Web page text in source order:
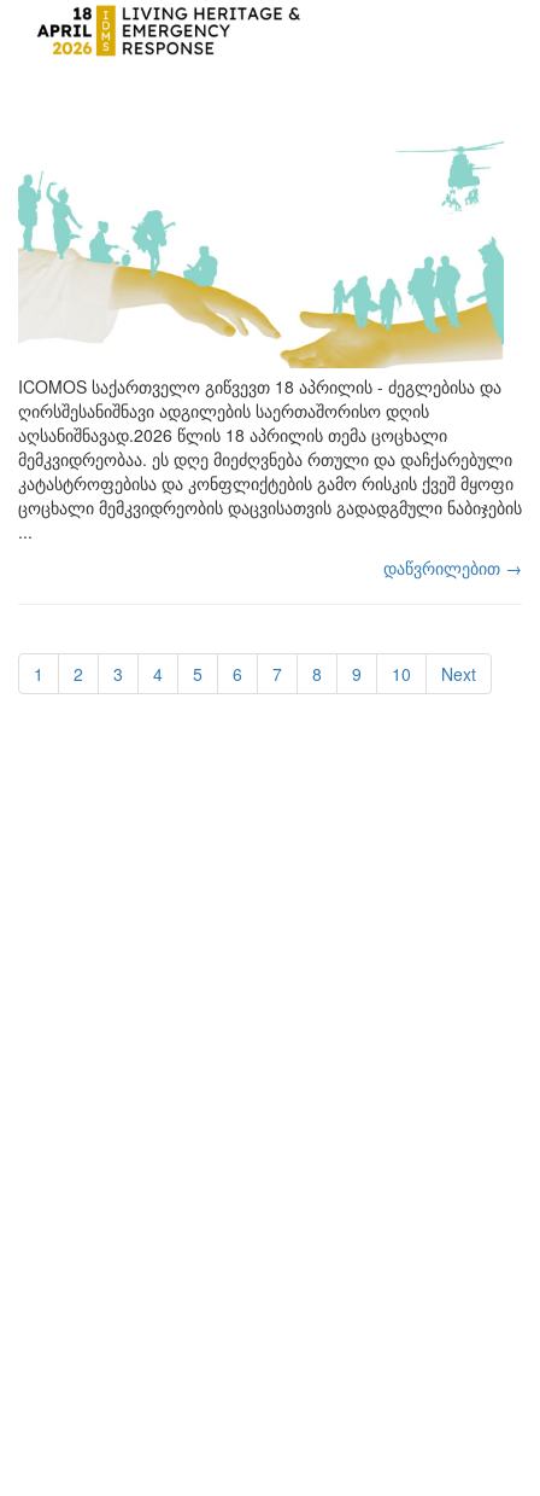
ICOMOS საქართველო გიწვევთ 18 აპრილის - ძეგლებისა და
ღირსშესანიშნავი ადგილების საერთაშორისო დღის
აღსანიშნავად.2026 წლის 18 აპრილის თემა ცოცხალი
მემკვიდრეობაა. ეს დღე მიეძღვნება რთული და დაჩქარებული
კატასტროფებისა და კონფლიქტების გამო რისკის ქვეშ მყოფი
ცოცხალი მემკვიდრეობის დაცვისათვის გადადგმული ნაბიჯების
...
დაწვრილებით →
1 2 3 4 5 6 7 8 9 10 Next